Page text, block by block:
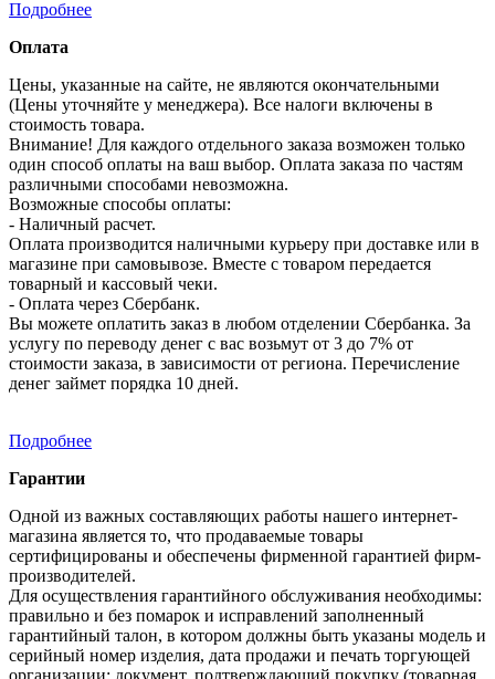
Подробнее
Оплата
Цены, указанные на сайте, не являются окончательными
(Цены уточняйте у менеджера). Все налоги включены в
стоимость товара.
Внимание! Для каждого отдельного заказа возможен только
один способ оплаты на ваш выбор. Оплата заказа по частям
различными способами невозможна.
Возможные способы оплаты:
- Наличный расчет.
Оплата производится наличными курьеру при доставке или в
магазине при самовывозе. Вместе с товаром передается
товарный и кассовый чеки.
- Оплата через Сбербанк.
Вы можете оплатить заказ в любом отделении Сбербанка. За
услугу по переводу денег с вас возьмут от 3 до 7% от
стоимости заказа, в зависимости от региона. Перечисление
денег займет порядка 10 дней.
Подробнее
Гарантии
Одной из важных составляющих работы нашего интернет-
магазина является то, что продаваемые товары
сертифицированы и обеспечены фирменной гарантией фирм-
производителей.
Для осуществления гарантийного обслуживания необходимы:
правильно и без помарок и исправлений заполненный
гарантийный талон, в котором должны быть указаны модель и
серийный номер изделия, дата продажи и печать торгующей
организации; документ, подтверждающий покупку (товарная